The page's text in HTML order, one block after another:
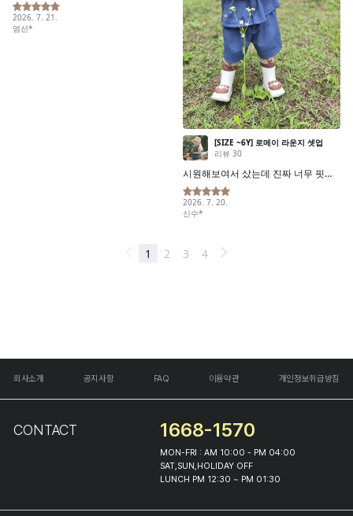
회사소개 공지사항 FAQ 이용약관 개인정보취급방침
CONTACT 1668-1570
MON-FRI : AM 10:00 - PM 04:00
SAT,SUN,HOLIDAY OFF
LUNCH PM 12:30 ~ PM 01:30